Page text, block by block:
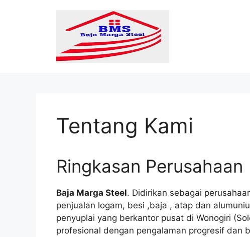
Tentang Kami
Ringkasan Perusahaan
Baja Marga Steel. Didirikan sebagai
penjualan logam, besi ,baja , atap dan
penyuplai yang berkantor pusat di Wonogiri
profesional dengan pengalaman progresif dan